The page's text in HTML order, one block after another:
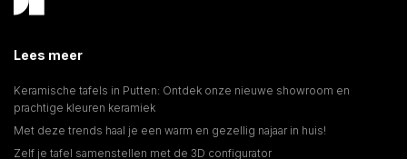
Lees meer
Keramische tafels in Putten: Ontdek onze nieuwe showroom en
prachtige kleuren keramiek
Met deze trends haal je een warm en gezellig najaar in huis!
Zelf je tafel samenstellen met de 3D configurator